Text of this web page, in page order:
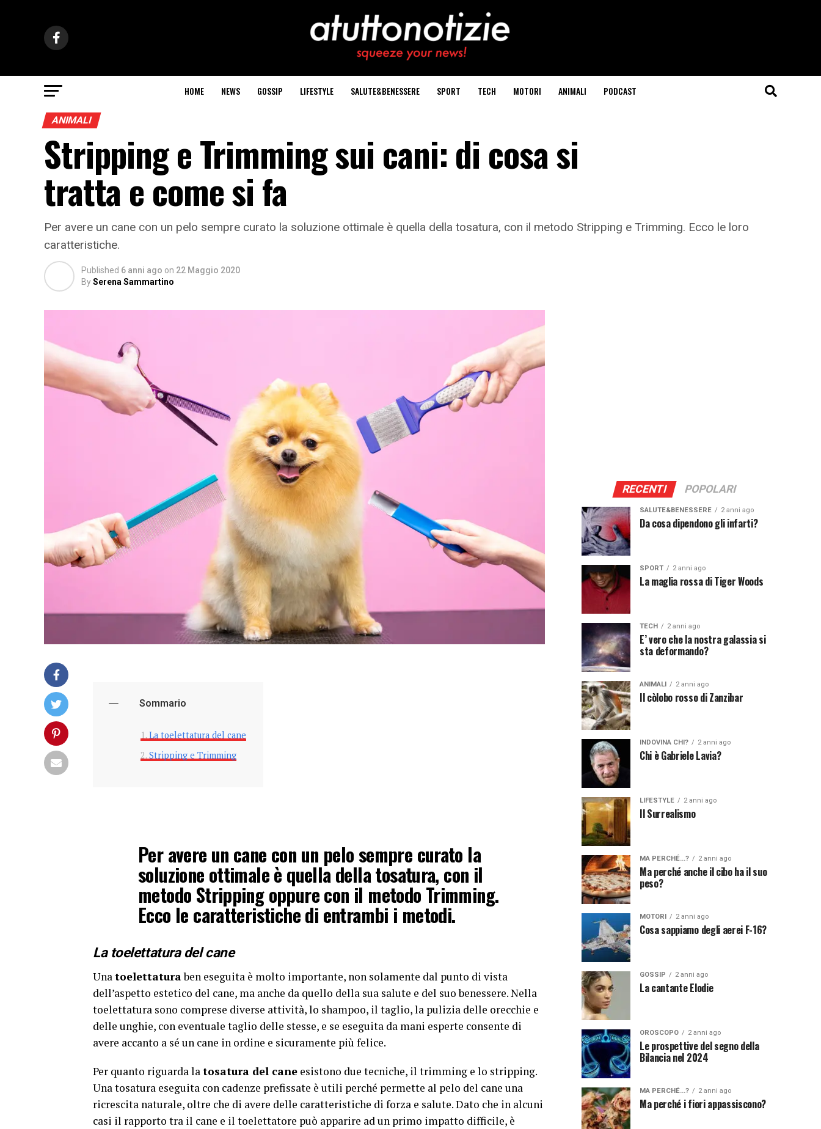
HOME NEWS GOSSIP LIFESTYLE SALUTE&BENESSERE SPORT TECH MOTORI ANIMALI PODCAST
ANIMALI
Stripping e Trimming sui cani: di cosa si
tratta e come si fa
Per avere un cane con un pelo sempre curato la soluzione ottimale è quella della tosatura, con il metodo Stripping e Trimming. Ecco le loro
caratteristiche.
Published 6 anni ago on 22 Maggio 2020
BySerena Sammartino
Sommario
La toelettatura del cane
Stripping e Trimming
Per avere un cane con un pelo sempre curato la
soluzione ottimale è quella della tosatura, con il
metodo Stripping oppure con il metodo Trimming.
Ecco le caratteristiche di entrambi i metodi.
La toelettatura del cane
Unatoelettaturaben eseguita è molto importante, non solamente dal punto di vista
dell’aspetto estetico del cane, ma anche da quello della sua salute e del suo benessere. Nella
toelettatura sono comprese diverse attività, lo shampoo, il taglio, la pulizia delle orecchie e
delle unghie, con eventuale taglio delle stesse, e se eseguita da mani esperte consente di
avere accanto a sé un cane in ordine e sicuramente più felice.
Per quanto riguarda latosatura del cane esistono due tecniche, il trimming e lo stripping.
Una tosatura eseguita con cadenze prefissate è utili perché permette al pelo del cane una
ricrescita naturale, oltre che di avere delle caratteristiche di forza e salute. Dato che in alcuni
casi il rapporto tra il cane e il toelettatore può apparire ad un primo impatto difficile, è
RECENTI POPOLARI
SALUTE&BENESSERE 2 anni ago
Da cosa dipendono gli infarti?
SPORT 2 anni ago
La maglia rossa di Tiger Woods
TECH 2 anni ago
E’ vero che la nostra galassia si
sta deformando?
ANIMALI 2 anni ago
Il còlobo rosso di Zanzibar
INDOVINA CHI? 2 anni ago
Chi è Gabriele Lavia?
LIFESTYLE 2 anni ago
Il Surrealismo
MA PERCHÉ...? 2 anni ago
Ma perché anche il cibo ha il suo
peso?
MOTORI 2 anni ago
Cosa sappiamo degli aerei F-16?
GOSSIP 2 anni ago
La cantante Elodie
OROSCOPO 2 anni ago
Le prospettive del segno della
Bilancia nel 2024
MA PERCHÉ...? 2 anni ago
Ma perché i fiori appassiscono?